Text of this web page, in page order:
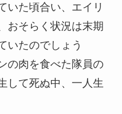
いた頃合い、エイリ
おそらく状況は末期
いたのでしょう
の肉を食べた隊員の
して死ぬ中、一人生